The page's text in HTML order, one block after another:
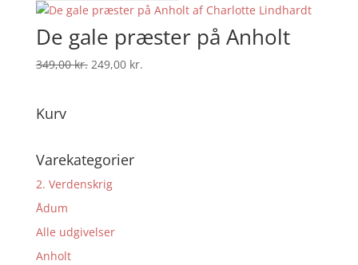
De gale præster på Anholt
349,00kr. Den
249,00 kr.Den
Kurv
Varekategorier
2. Verdenskrig
Ådum
Alle udgivelser
Anholt